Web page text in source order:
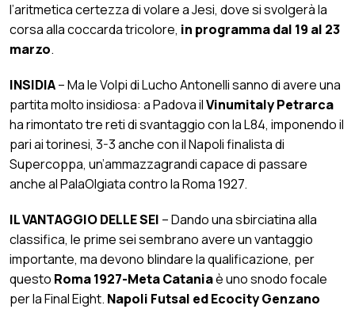
l’aritmetica certezza di volare a Jesi, dove si svolgerà la
corsa alla coccarda tricolore, in programma dal 19 al 23
marzo.
INSIDIA– Ma le Volpi di Lucho Antonelli sanno di avere una
partita molto insidiosa: a Padova ilVinumitaly Petrarca
ha rimontato tre reti di svantaggio con la L84, imponendo il
pari ai torinesi, 3-3 anche con il Napoli finalista di
Supercoppa, un’ammazzagrandi capace di passare
anche al PalaOlgiata contro la Roma 1927.
IL VANTAGGIO DELLE SEI – Dando una sbirciatina alla
classifica, le prime sei sembrano avere un vantaggio
importante, ma devono blindare la qualificazione, per
questo Roma 1927-Meta Cataniaè uno snodo focale
per la Final Eight. Napoli Futsal ed Ecocity Genzano